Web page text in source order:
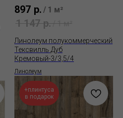
897 р. / 1 м²
1 147 р./1 м²
Линолеум полукоммерческий
Тексвилль Дуб
Кремовый-3/3,5/4
Линолеум
+плинтуса
в подарок